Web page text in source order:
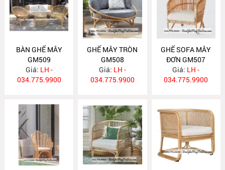
BÀN GHẾ MÂY
GM509
Giá: LH -
034.775.9900
GHẾ MÂY TRÒN
GM508
Giá: LH -
034.775.9900
GHẾ SOFA MÂY
ĐƠN GM507
Giá: LH -
034.775.9900